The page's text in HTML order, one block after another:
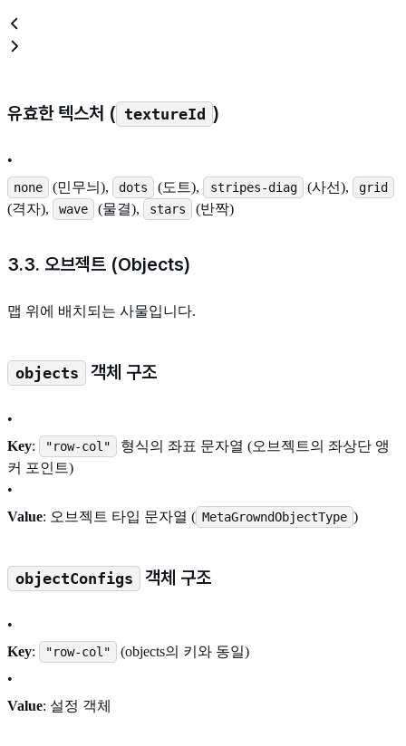
유효한 텍스처 ( textureId )
•
none (민무늬), dots (도트), stripes-diag (사선), grid
(격자), wave (물결), stars (반짝)
3.3. 오브젝트 (Objects)
맵 위에 배치되는 사물입니다.
objects 객체 구조
•
Key: "row-col"
형식의 좌표 문자열 (오브젝트의 좌상단 앵
커 포인트)
•
Value: 오브젝트 타입 문자열 ( MetaGrowndObjectType )
objectConfigs 객체 구조
•
Key: "row-col"
(objects의 키와 동일)
•
Value: 설정 객체